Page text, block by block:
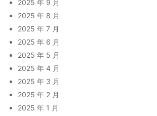
2025 年 9 月
2025 年 8 月
2025 年 7 月
2025 年 6 月
2025 年 5 月
2025 年 4 月
2025 年 3 月
2025 年 2 月
2025 年 1 月